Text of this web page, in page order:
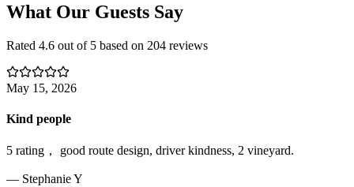
What Our Guests Say
Rated 4.6 out of 5 based on 204 reviews
May 15, 2026
Kind people
5 rating， good route design, driver kindness, 2 vineyard.
— Stephanie Y